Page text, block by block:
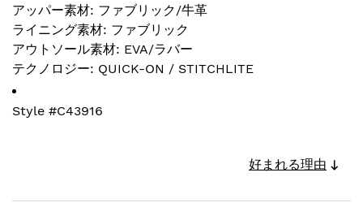
アッパー素材: ファブリック/牛革
ライニング素材: ファブリック
アウトソール素材: EVA/ラバー
テクノロジー: QUICK-ON / STITCHLITE
Style #C43916
好まれる理由